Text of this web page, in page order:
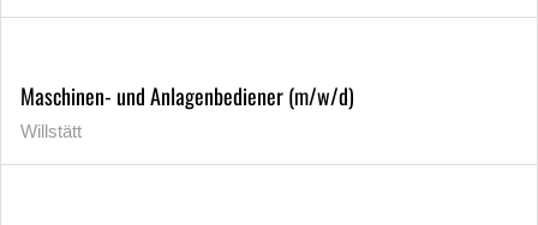
Maschinen- und Anlagenbediener (m/w/d)
Willstätt